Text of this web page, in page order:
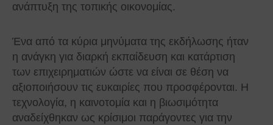
ανάπτυξη της τοπικής οικονομίας.
Ένα από τα κύρια μηνύματα της εκδήλωσης ήταν
η ανάγκη για διαρκή εκπαίδευση και κατάρτιση
των επιχειρηματιών ώστε να είναι σε θέση να
αξιοποιήσουν τις ευκαιρίες που προσφέρονται. Η
τεχνολογία, η καινοτομία και η βιωσιμότητα
αναδείχθηκαν ως κρίσιμοι παράγοντες για την